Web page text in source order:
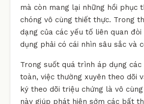
mà còn mang lại những hồi phục
chóng vô cùng thiết thực. Trong
dạng của các yếu tố liên quan đòi
dụng phải có cái nhìn sâu sắc và
Trong suốt quá trình áp dụng các
toàn, việc thường xuyên theo dõi
ký theo dõi triệu chứng là vô
này giúp phát hiện sớm các bất